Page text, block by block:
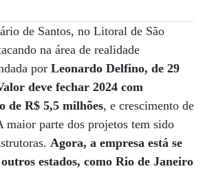
de Santos, no Litoral de São
na área de realidade
por Leonardo Delfino, de 29
deve fechar 2024 com
de R$ 5,5 milhões, e crescimento de
maior parte dos projetos tem sido
Agora, a empresa está se
estados, como Rio de Janeiro